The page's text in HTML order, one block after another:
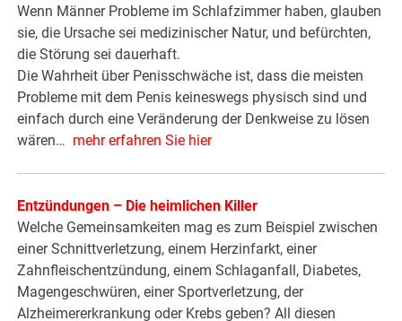
Wenn Männer Probleme im Schlafzimmer haben, glauben
sie, die Ursache sei medizinischer Natur, und befürchten,
die Störung sei dauerhaft.
Die Wahrheit über Penisschwäche ist, dass die meisten
Probleme mit dem Penis keineswegs physisch sind und
einfach durch eine Veränderung der Denkweise zu lösen
wären… mehr erfahren Sie hier
Entzündungen – Die heimlichen Killer
Welche Gemeinsamkeiten mag es zum Beispiel zwischen
einer Schnittverletzung, einem Herzinfarkt, einer
Zahnfleischentzündung, einem Schlaganfall, Diabetes,
Magengeschwüren, einer Sportverletzung, der
Alzheimererkrankung oder Krebs geben? All diesen